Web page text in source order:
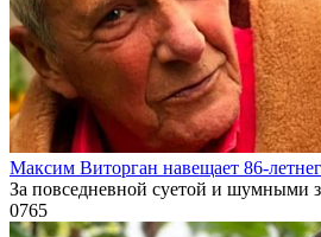
Максим Виторган навещает 86-
За повседневной суетой и шумными
0765